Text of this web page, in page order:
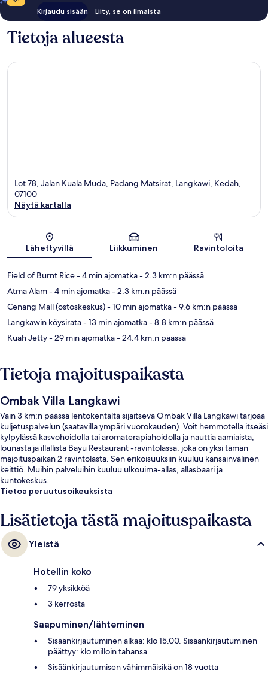
Kirjaudu sisään Liity, se on ilmaista
Tietoja alueesta
Lot 78, Jalan Kuala Muda, Padang Matsirat, Langkawi, Kedah,
07100
Näytä kartalla
Lähettyvillä Liikkuminen Ravintoloita
Field of Burnt Rice- 4 min ajomatka- 2.3 km:n päässä
Atma Alam- 4 min ajomatka- 2.3 km:n päässä
Cenang Mall (ostoskeskus)- 10 min ajomatka- 9.6 km:n päässä
Langkawin köysirata- 13 min ajomatka- 8.8 km:n päässä
Kuah Jetty- 29 min ajomatka- 24.4 km:n päässä
Tietoja majoituspaikasta
Ombak Villa Langkawi
Vain 3 km:n päässä lentokentältä sijaitseva Ombak Villa Langkawi tarjoaa
kuljetuspalvelun (saatavilla ympäri vuorokauden). Voit hemmotella itseäsi
kylpylässä kasvohoidolla tai aromaterapiahoidolla ja nauttia aamiaista,
lounasta ja illallista Bayu Restaurant -ravintolassa, joka on yksi tämän
majoituspaikan 2 ravintolasta. Sen erikoisuuksiin kuuluu kansainvälinen
keittiö. Muihin palveluihin kuuluu ulkouima-allas, allasbaari ja
kuntokeskus.
Tietoa peruutusoikeuksista
Lisätietoja tästä majoituspaikasta
Yleistä
Hotellin koko
79 yksikköä
3 kerrosta
Saapuminen/lähteminen
Sisäänkirjautuminen alkaa: klo 15.00. Sisäänkirjautuminen
päättyy: klo milloin tahansa.
Sisäänkirjautumisen vähimmäisikä on 18 vuotta